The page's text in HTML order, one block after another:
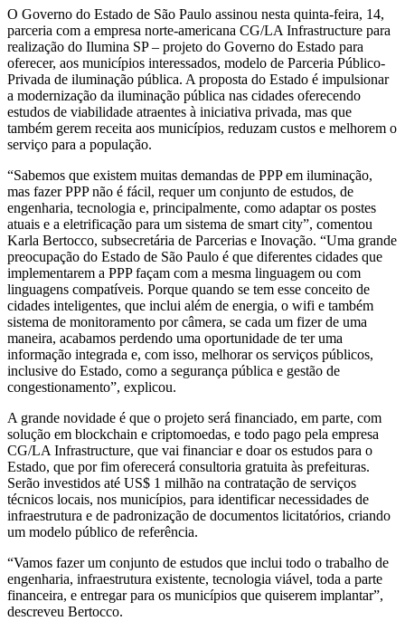
O Governo do Estado de São Paulo assinou nesta quinta-feira, 14,
parceria com a empresa norte-americana CG/LA Infrastructure para
realização do Ilumina SP – projeto do Governo do Estado para
oferecer, aos municípios interessados, modelo de Parceria Público-
Privada de iluminação pública. A proposta do Estado é impulsionar
a modernização da iluminação pública nas cidades oferecendo
estudos de viabilidade atraentes à iniciativa privada, mas que
também gerem receita aos municípios, reduzam custos e melhorem o
serviço para a população.
“Sabemos que existem muitas demandas de PPP em iluminação,
mas fazer PPP não é fácil, requer um conjunto de estudos, de
engenharia, tecnologia e, principalmente, como adaptar os postes
atuais e a eletrificação para um sistema de smart city”, comentou
Karla Bertocco, subsecretária de Parcerias e Inovação. “Uma grande
preocupação do Estado de São Paulo é que diferentes cidades que
implementarem a PPP façam com a mesma linguagem ou com
linguagens compatíveis. Porque quando se tem esse conceito de
cidades inteligentes, que inclui além de energia, o wifi e também
sistema de monitoramento por câmera, se cada um fizer de uma
maneira, acabamos perdendo uma oportunidade de ter uma
informação integrada e, com isso, melhorar os serviços públicos,
inclusive do Estado, como a segurança pública e gestão de
congestionamento”, explicou.
A grande novidade é que o projeto será financiado, em parte, com
solução em blockchain e criptomoedas, e todo pago pela empresa
CG/LA Infrastructure, que vai financiar e doar os estudos para o
Estado, que por fim oferecerá consultoria gratuita às prefeituras.
Serão investidos até US$ 1 milhão na contratação de serviços
técnicos locais, nos municípios, para identificar necessidades de
infraestrutura e de padronização de documentos licitatórios, criando
um modelo público de referência.
“Vamos fazer um conjunto de estudos que inclui todo o trabalho de
engenharia, infraestrutura existente, tecnologia viável, toda a parte
financeira, e entregar para os municípios que quiserem implantar”,
descreveu Bertocco.